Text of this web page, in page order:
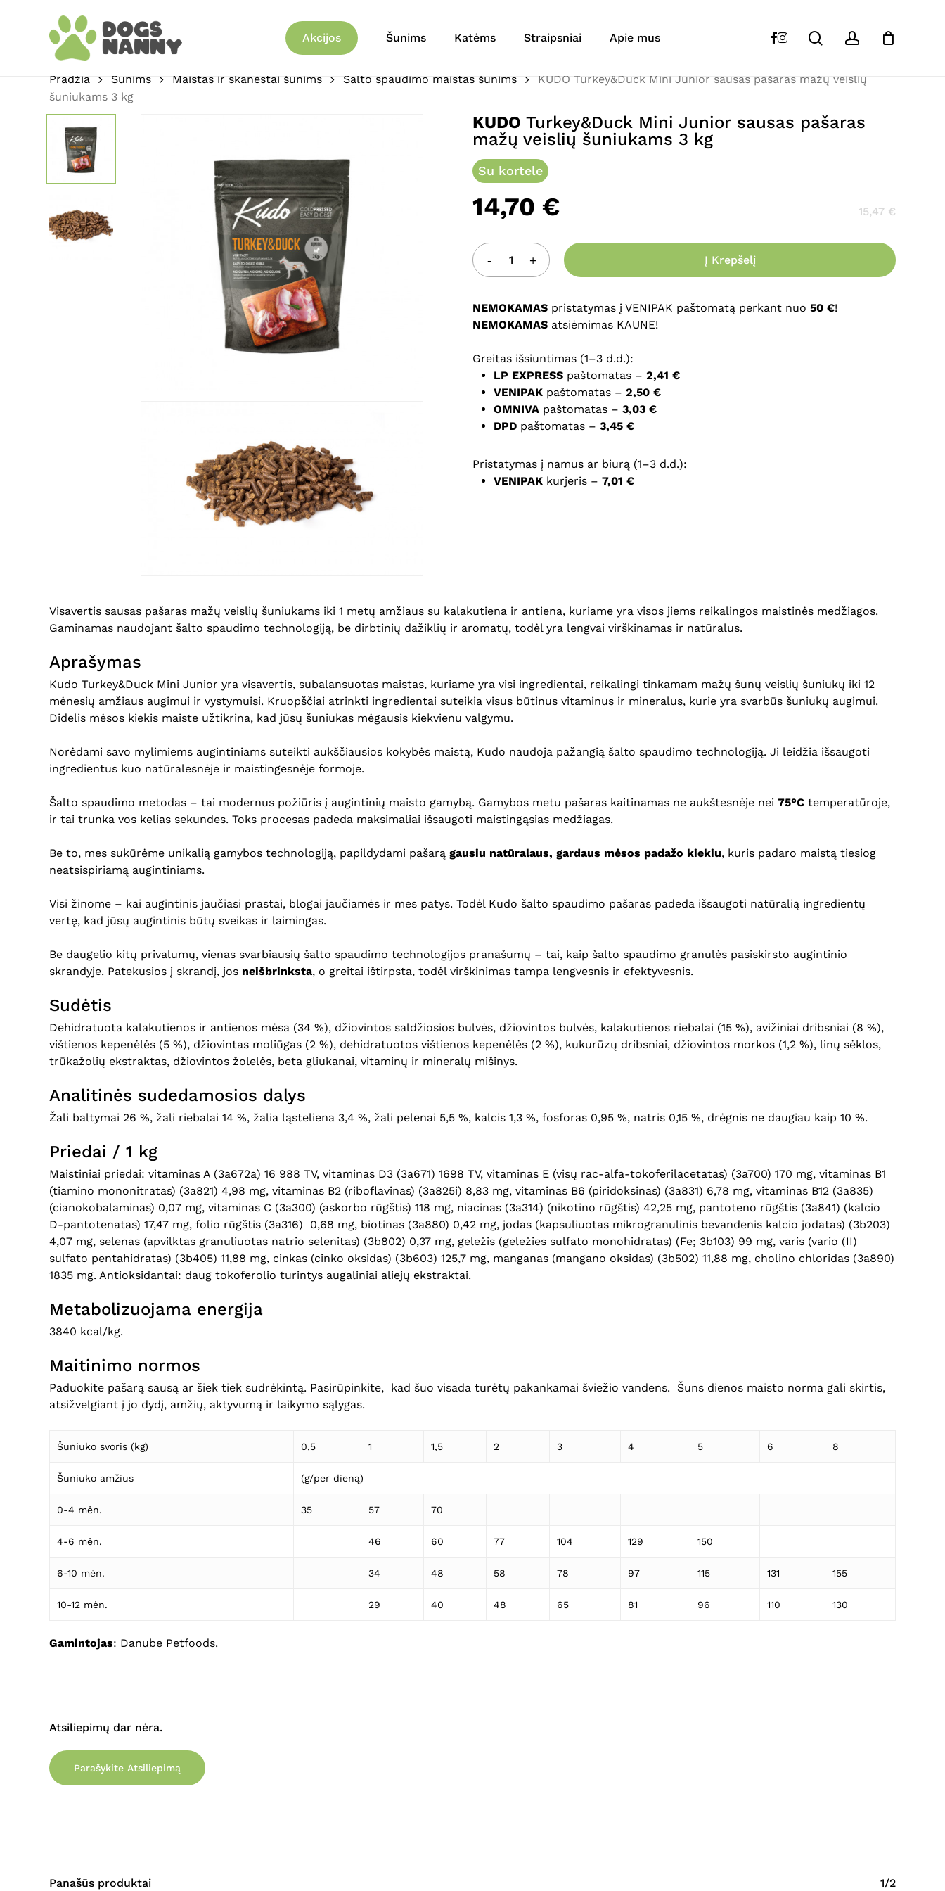
Akcijos Šunims Katėms Straipsniai Apie mus facebook
instagram searchaccount
Pradžia Šunims Maistas ir skanėstai šunims Šalto spaudimo maistas šunims
KUDO Turkey&Duck Mini Junior sausas pašaras mažų veislių
šuniukams 3 kg
KUDO Turkey&Duck Mini Junior sausas pašaras
mažų veislių šuniukams 3 kg
Su kortele
14,70 € 15,47€
Į Krepšelį
NEMOKAMAS pristatymas į VENIPAK paštomatą perkant nuo 50 €!
NEMOKAMAS atsiėmimas KAUNE!
Greitas išsiuntimas (1–3 d.d.):
LP EXPRESS paštomatas – 2,41 €
VENIPAK paštomatas – 2,50 €
OMNIVA paštomatas – 3,03 €
DPD paštomatas – 3,45 €
Pristatymas į namus ar biurą (1–3 d.d.):
VENIPAK kurjeris – 7,01 €
Visavertis sausas pašaras mažų veislių šuniukams iki 1 metų amžiaus su kalakutiena ir antiena, kuriame yra visos jiems reikalingos maistinės medžiagos.
Gaminamas naudojant šalto spaudimo technologiją, be dirbtinių dažiklių ir aromatų, todėl yra lengvai virškinamas ir natūralus.
Aprašymas
Kudo Turkey&Duck Mini Junior yra visavertis, subalansuotas maistas, kuriame yra visi ingredientai, reikalingi tinkamam mažų šunų veislių šuniukų iki 12
mėnesių amžiaus augimui ir vystymuisi. Kruopščiai atrinkti ingredientai suteikia visus būtinus vitaminus ir mineralus, kurie yra svarbūs šuniukų augimui.
Didelis mėsos kiekis maiste užtikrina, kad jūsų šuniukas mėgausis kiekvienu valgymu.
Norėdami savo mylimiems augintiniams suteikti aukščiausios kokybės maistą, Kudo naudoja pažangią šalto spaudimo technologiją. Ji leidžia išsaugoti
ingredientus kuo natūralesnėje ir maistingesnėje formoje.
Šalto spaudimo metodas – tai modernus požiūris į augintinių maisto gamybą. Gamybos metu pašaras kaitinamas ne aukštesnėje nei 75°C temperatūroje,
ir tai trunka vos kelias sekundes. Toks procesas padeda maksimaliai išsaugoti maistingąsias medžiagas.
Be to, mes sukūrėme unikalią gamybos technologiją, papildydami pašarą gausiu natūralaus, gardaus mėsos padažo kiekiu, kuris padaro maistą tiesiog
neatsispiriamą augintiniams.
Visi žinome – kai augintinis jaučiasi prastai, blogai jaučiamės ir mes patys. Todėl Kudo šalto spaudimo pašaras padeda išsaugoti natūralią ingredientų
vertę, kad jūsų augintinis būtų sveikas ir laimingas.
Be daugelio kitų privalumų, vienas svarbiausių šalto spaudimo technologijos pranašumų – tai, kaip šalto spaudimo granulės pasiskirsto augintinio
skrandyje. Patekusios į skrandį, jos neišbrinksta, o greitai ištirpsta, todėl virškinimas tampa lengvesnis ir efektyvesnis.
Sudėtis
Dehidratuota kalakutienos ir antienos mėsa (34 %), džiovintos saldžiosios bulvės, džiovintos bulvės, kalakutienos riebalai (15 %), avižiniai dribsniai (8 %),
vištienos kepenėlės (5 %), džiovintas moliūgas (2 %), dehidratuotos vištienos kepenėlės (2 %), kukurūzų dribsniai, džiovintos morkos (1,2 %), linų sėklos,
trūkažolių ekstraktas, džiovintos žolelės, beta gliukanai, vitaminų ir mineralų mišinys.
Analitinės sudedamosios dalys
Žali baltymai 26 %, žali riebalai 14 %, žalia ląsteliena 3,4 %, žali pelenai 5,5 %, kalcis 1,3 %, fosforas 0,95 %, natris 0,15 %, drėgnis ne daugiau kaip 10 %.
Priedai / 1 kg
Maistiniai priedai: vitaminas A (3a672a) 16 988 TV, vitaminas D3 (3a671) 1698 TV, vitaminas E (visų rac-alfa-tokoferilacetatas) (3a700) 170 mg, vitaminas B1
(tiamino mononitratas) (3a821) 4,98 mg, vitaminas B2 (riboflavinas) (3a825i) 8,83 mg, vitaminas B6 (piridoksinas) (3a831) 6,78 mg, vitaminas B12 (3a835)
(cianokobalaminas) 0,07 mg, vitaminas C (3a300) (askorbo rūgštis) 118 mg, niacinas (3a314) (nikotino rūgštis) 42,25 mg, pantoteno rūgštis (3a841) (kalcio
D-pantotenatas) 17,47 mg, folio rūgštis (3a316) 0,68 mg, biotinas (3a880) 0,42 mg, jodas (kapsuliuotas mikrogranulinis bevandenis kalcio jodatas) (3b203)
4,07 mg, selenas (apvilktas granuliuotas natrio selenitas) (3b802) 0,37 mg, geležis (geležies sulfato monohidratas) (Fe; 3b103) 99 mg, varis (vario (II)
sulfato pentahidratas) (3b405) 11,88 mg, cinkas (cinko oksidas) (3b603) 125,7 mg, manganas (mangano oksidas) (3b502) 11,88 mg, cholino chloridas (3a890)
1835 mg. Antioksidantai: daug tokoferolio turintys augaliniai aliejų ekstraktai.
Metabolizuojama energija
3840 kcal/kg.
Maitinimo normos
Paduokite pašarą sausą ar šiek tiek sudrėkintą. Pasirūpinkite, kad šuo visada turėtų pakankamai šviežio vandens. Šuns dienos maisto norma gali skirtis,
atsižvelgiant į jo dydį, amžių, aktyvumą ir laikymo sąlygas.
Šuniuko svoris (kg) 0,5 1 1,5 2 3 4 5 6 8
Šuniuko amžius (g/per dieną)
0-4 mėn. 35 57 70
4-6 mėn. 46 60 77 104 129 150
6-10 mėn. 34 48 58 78 97 115 131 155
10-12 mėn. 29 40 48 65 81 96 110 130
Gamintojas: Danube Petfoods.
Atsiliepimų dar nėra.
Parašykite Atsiliepimą
Panašūs produktai 1/2
Būkite pirmas aprašęs “KUDO
Turkey&Duck Mini Junior sausas
El. pašto adresas nebus skelbiamas. Būtini laukeliai pažymėti *
puslapį, kad jų nebereiktų įvesti iš naujo, kai kitą kartą vėl norėsiu parašyti
komentarą.